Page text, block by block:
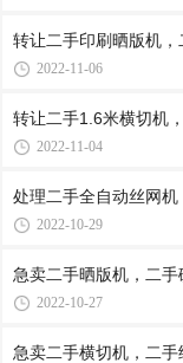
转让二手印刷晒版机
2022-11-06
转让二手1.6米横切机
2022-11-04
处理二手全自动丝网
2022-10-29
急卖二手晒版机，二
2022-10-27
急卖二手横切机，二